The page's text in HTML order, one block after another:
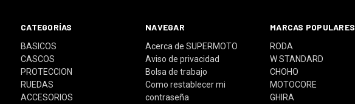
CATEGORÍAS
BASICOS
CASCOS
PROTECCION
RUEDAS
ACCESORIOS
NAVEGAR
Acerca de SUPERMOTO
Aviso de privacidad
Bolsa de trabajo
Como restablecer mi
contraseña
MARCAS POPULARES
RODA
W STANDARD
CHOHO
MOTOCORE
GHIRA